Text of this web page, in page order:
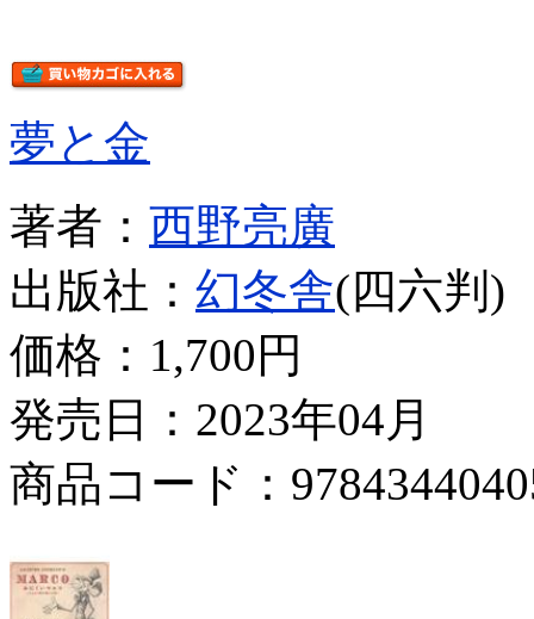
夢と金
著者： 西野亮廣
出版社： 幻冬舎(四六判)
価格： 1,700円
発売日：2023年04月
商品コード：